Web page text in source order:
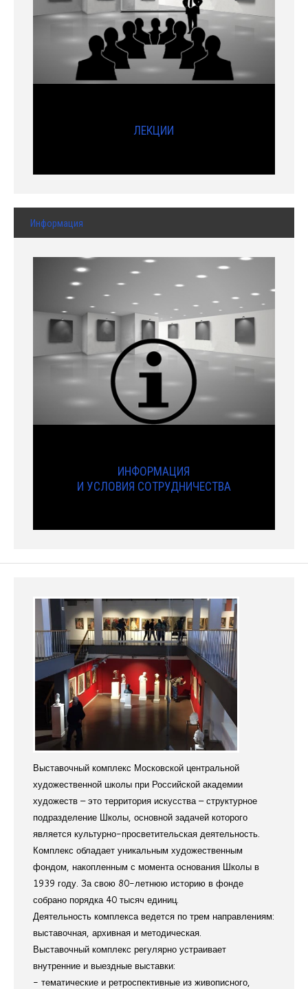
ЛЕКЦИИ
Информация
ИНФОРМАЦИЯ
И УСЛОВИЯ СОТРУДНИЧЕСТВА
Выставочный комплекс Московской центральной
художественной школы при Российской академии
художеств – это территория искусства – структурное
подразделение Школы, основной задачей которого
является культурно-просветительская деятельность.
Комплекс обладает уникальным художественным
фондом, накопленным с момента основания Школы в
1939 году. За свою 80-летнюю историю в фонде
собрано порядка 40 тысяч единиц.
Деятельность комплекса ведется по трем направлениям:
выставочная, архивная и методическая.
Выставочный комплекс регулярно устраивает
внутренние и выездные выставки:
- тематические и ретроспективные из живописного,